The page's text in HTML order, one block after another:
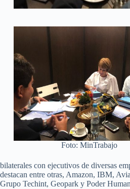
Foto: MinTrabajo
bilaterales con ejecutivos de diversas
destacan entre otras, Amazon, IBM,
Grupo Techint, Geopark y Poder